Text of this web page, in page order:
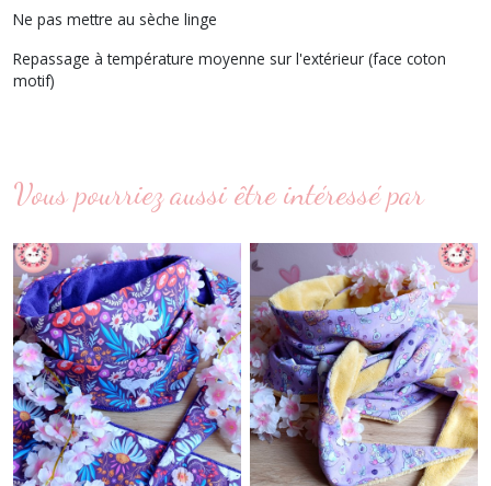
Ne pas mettre au sèche linge
Repassage à température moyenne sur l'extérieur (face coton
motif)
Vous pourriez aussi être intéressé par